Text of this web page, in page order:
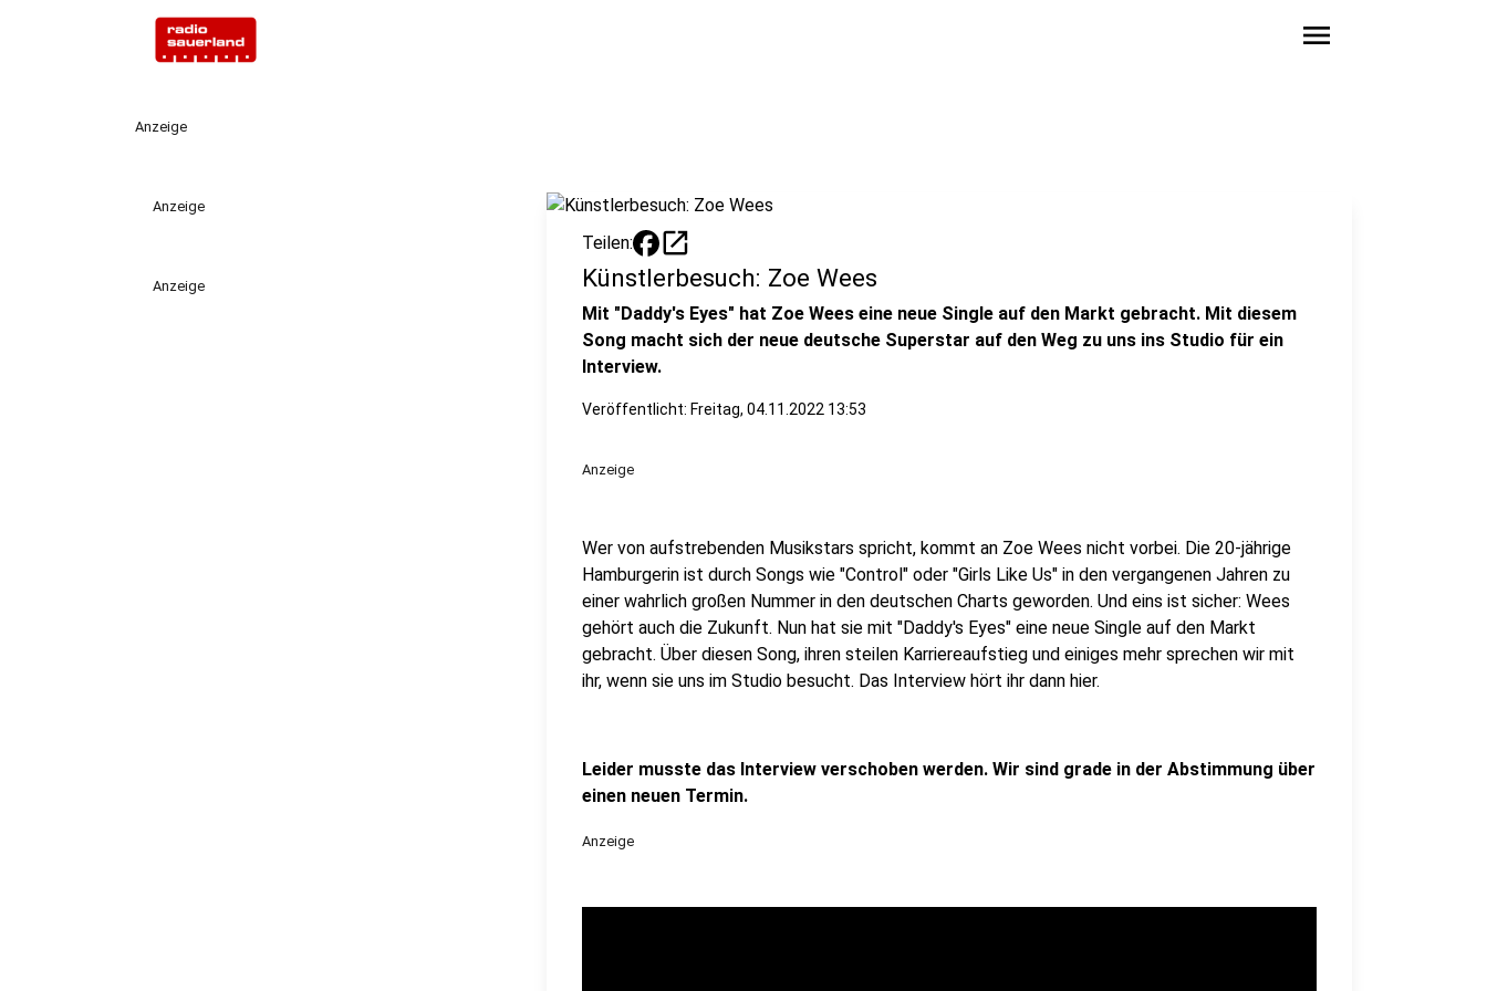
menu
Anzeige
Anzeige
Anzeige
Teilen: open_in_new
Künstlerbesuch: Zoe Wees
Mit "Daddy's Eyes" hat Zoe Wees eine neue Single auf den Markt gebracht. Mit diesem
Song macht sich der neue deutsche Superstar auf den Weg zu uns ins Studio für ein
Interview.
Veröffentlicht: Freitag, 04.11.2022 13:53
Anzeige
Wer von aufstrebenden Musikstars spricht, kommt an Zoe Wees nicht vorbei. Die 20-jährige
Hamburgerin ist durch Songs wie "Control" oder "Girls Like Us" in den vergangenen Jahren zu
einer wahrlich großen Nummer in den deutschen Charts geworden. Und eins ist sicher: Wees
gehört auch die Zukunft. Nun hat sie mit "Daddy's Eyes" eine neue Single auf den Markt
gebracht. Über diesen Song, ihren steilen Karriereaufstieg und einiges mehr sprechen wir mit
ihr, wenn sie uns im Studio besucht. Das Interview hört ihr dann hier.
Leider musste das Interview verschoben werden. Wir sind grade in der Abstimmung über
einen neuen Termin.
Anzeige